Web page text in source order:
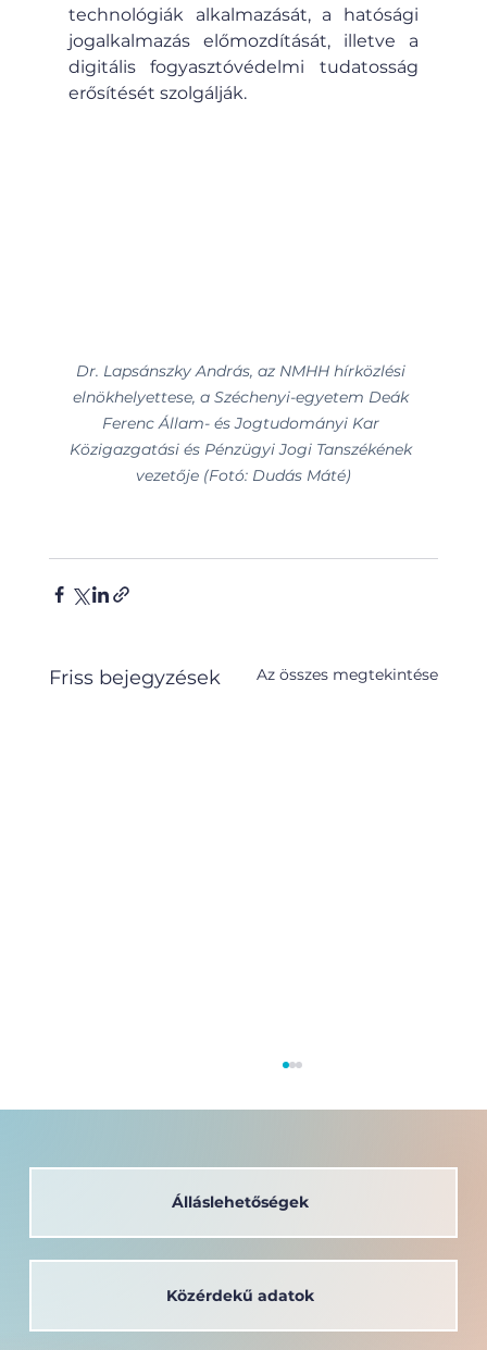
technológiák alkalmazását, a hatósági
jogalkalmazás előmozdítását, illetve a
digitális fogyasztóvédelmi tudatosság
erősítését szolgálják.
Dr. Lapsánszky András, az NMHH hírközlési
elnökhelyettese, a Széchenyi-egyetem Deák
Ferenc Állam- és Jogtudományi Kar
Közigazgatási és Pénzügyi Jogi Tanszékének
vezetője (Fotó: Dudás Máté)
Friss bejegyzések Az összes megtekintése
Álláslehetőségek
Közérdekű adatok